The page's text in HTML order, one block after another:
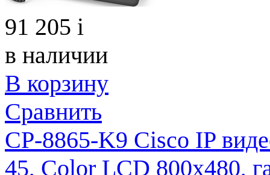
91 205 i
в наличии
В корзину
Сравнить
CP-8865-K9 Cisco IP
45, Color LCD 800х480,